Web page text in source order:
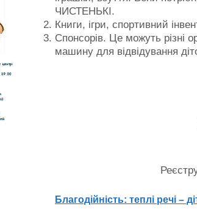
ЧИСТЕНЬКІ.
Книги, ігри, спортивний
Спонсорів. Це можуть різні
машину для відвідування
Благодійність: теплі речі –